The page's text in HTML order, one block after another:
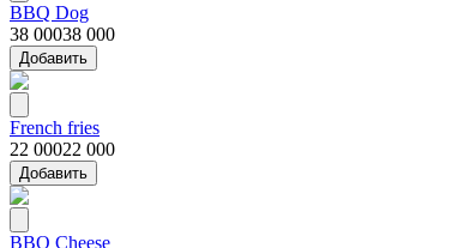
BBQ Dog
38 00038 000
Добавить
French fries
22 00022 000
Добавить
BBQ Cheese